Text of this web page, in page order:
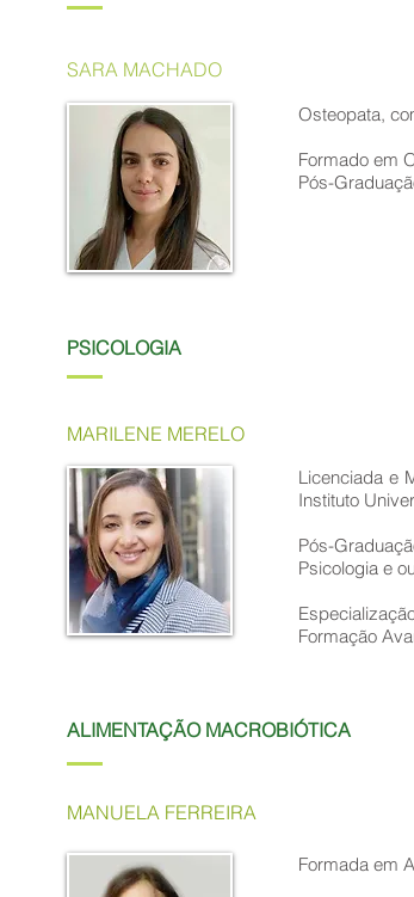
SARA MACHADO
Osteopata,
Formado em
Pós-
PSICOLOGIA
MARILENE MERELO
Licenciada e
Instituto
Pós-
Psicologia e
Formação
ALIMENTAÇÃO MACROBIÓTICA
MANUELA FERREIRA
Formada em